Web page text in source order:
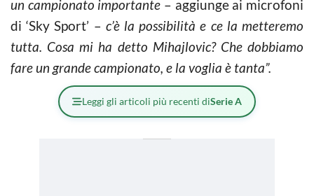
un campionato importante – aggiunge ai microfoni
di ‘Sky Sport’ – c’è la possibilità e ce la metteremo
tutta. Cosa mi ha detto Mihajlovic? Che dobbiamo
fare un grande campionato, e la voglia è tanta”.
Leggi gli articoli più recenti diSerie A